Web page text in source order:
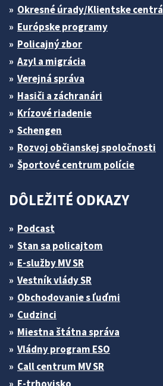
Okresné úrady/Klientske centrá
Európske programy
Policajný zbor
Azyl a migrácia
Verejná správa
Hasiči a záchranári
Krízové riadenie
Schengen
Rozvoj občianskej spoločnosti
Športové centrum polície
DÔLEŽITÉ ODKAZY
Podcast
Stan sa policajtom
E-služby MV SR
Vestník vlády SR
Obchodovanie s ľuďmi
Cudzinci
Miestna štátna správa
Vládny program ESO
Call centrum MV SR